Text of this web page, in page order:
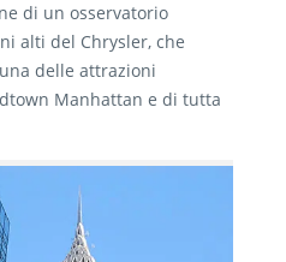
di un osservatorio
alti del Chrysler, che
delle attrazioni
Manhattan e di tutta